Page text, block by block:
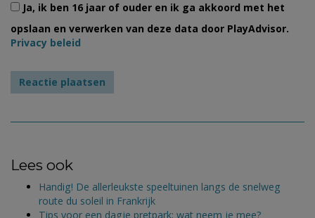
Ja, ik ben 16 jaar of ouder en ik ga akkoord met het
opslaan en verwerken van deze data door PlayAdvisor.
Privacy beleid
Lees ook
Handig! De allerleukste speeltuinen langs de snelweg
route du soleil in Frankrijk
Tips voor een dagje pretpark; wat neem je mee?